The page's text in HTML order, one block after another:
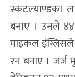
स्कटल्याण्डका
बनाए । उनले
माइकल
रन बनाए । जर्ज